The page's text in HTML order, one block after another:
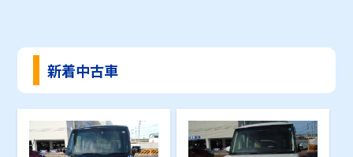
新着中古車